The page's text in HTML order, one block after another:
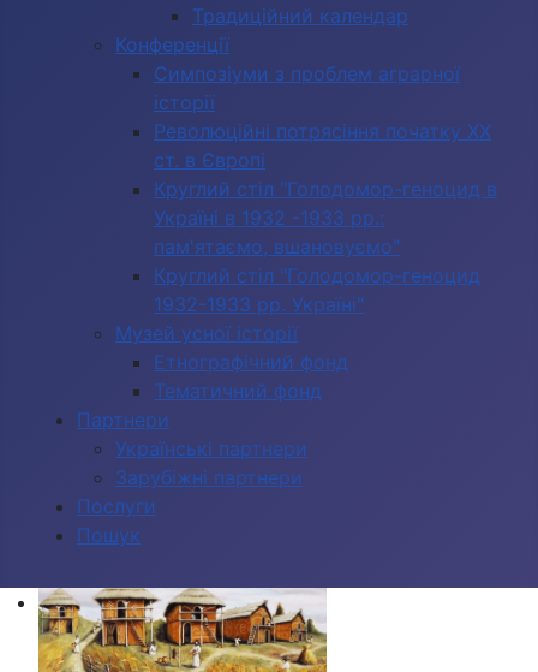
Традиційний календар
Конференції
Симпозіуми з проблем аграрної
історії
Революційні потрясіння початку ХХ
ст. в Європі
Круглий стіл "Голодомор-геноцид в
Україні в 1932 -1933 рр.:
пам'ятаємо, вшановуємо"
Круглий стіл "Голодомор-геноцид
1932-1933 рр. Україні"
Музей усної історії
Етнографічний фонд
Тематичний фонд
Партнери
Українські партнери
Зарубіжні партнери
Послуги
Пошук